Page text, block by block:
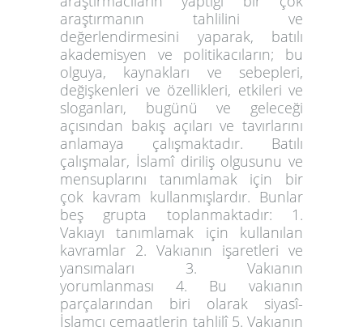
araştırmanın tahlilini ve
değerlendirmesini yaparak, batılı
akademisyen ve politikacıların; bu
olguya, kaynakları ve sebepleri,
değişkenleri ve özellikleri, etkileri ve
sloganları, bugünü ve geleceği
açısından bakış açıları ve tavırlarını
anlamaya çalışmaktadır. Batılı
çalışmalar, İslamî diriliş olgusunu ve
mensuplarını tanımlamak için bir
çok kavram kullanmışlardır. Bunlar
beş grupta toplanmaktadır: 1.
Vakıayı tanımlamak için kullanılan
kavramlar 2. Vakıanın işaretleri ve
yansımaları 3. Vakıanın
yorumlanması 4. Bu vakıanın
parçalarından biri olarak siyasî-
İslamcı cemaatlerin tahlilî 5. Vakıanın